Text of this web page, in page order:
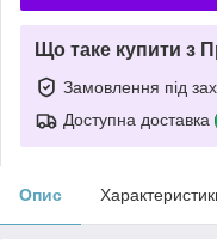
Що таке купити з
Замовлення під
Доступна доставка
Опис